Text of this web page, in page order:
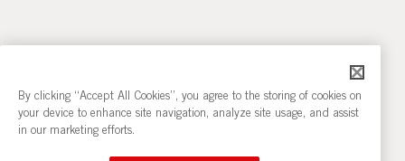
dimbart ljus och ljusrigg
ljudutrustning
Utrustning:
sviktande trägolv
spegelvägg
By clicking “Accept All Cookies”, you agree to the storing of cookies on
your device to enhance site navigation, analyze site usage, and assist
in our marketing efforts.